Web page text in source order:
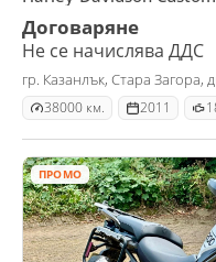
Договаряне
Не се начислява ДДС
гр. Казанлък, Стара Загора,
38000 км. 2011
ПРОМО